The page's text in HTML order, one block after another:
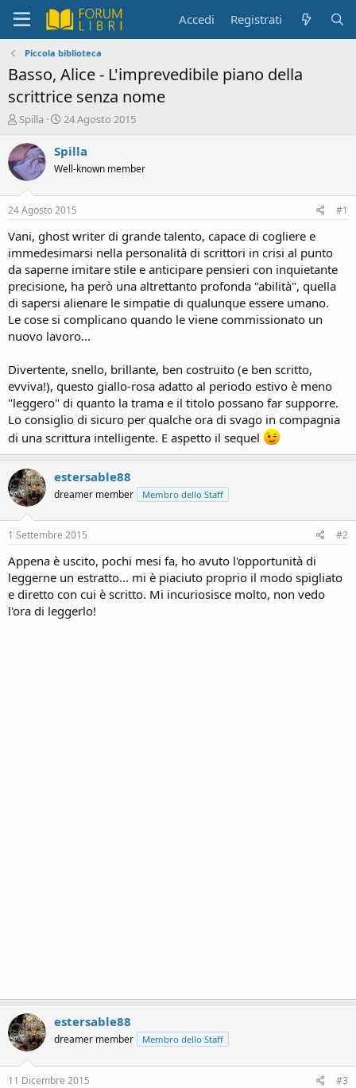
Accedi Registrati
Piccola biblioteca
Basso, Alice - L'imprevedibile piano della
scrittrice senza nome
C
e
a
t
e
D
s
c
u
s
s
i
e
Spilla
D
t
a
d
i
n
i
i
o
24 Agosto 2015
Spilla
Well-known member
24 Agosto 2015 #1
Vani, ghost writer di grande talento, capace di cogliere e
immedesimarsi nella personalità di scrittori in crisi al punto
da saperne imitare stile e anticipare pensieri con inquietante
precisione, ha però una altrettanto profonda "abilità", quella
di sapersi alienare le simpatie di qualunque essere umano.
Le cose si complicano quando le viene commissionato un
nuovo lavoro...
Divertente, snello, brillante, ben costruito (e ben scritto,
evviva!), questo giallo-rosa adatto al periodo estivo è meno
"leggero" di quanto la trama e il titolo possano far supporre.
Lo consiglio di sicuro per qualche ora di svago in compagnia
di una scrittura intelligente. E aspetto il sequel
estersable88
dreamer member Membro dello Staff
1 Settembre 2015 #2
Appena è uscito, pochi mesi fa, ho avuto l'opportunità di
leggerne un estratto... mi è piaciuto proprio il modo spigliato
e diretto con cui è scritto. Mi incuriosisce molto, non vedo
l'ora di leggerlo!
estersable88
dreamer member Membro dello Staff
11 Dicembre 2015 #3